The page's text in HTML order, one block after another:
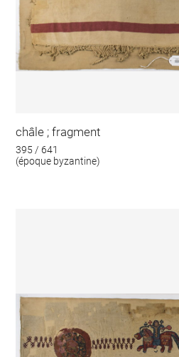
châle ; fragment
395 / 641
(époque byzantine)